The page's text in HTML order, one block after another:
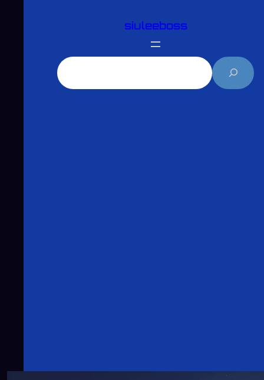
siuleeboss